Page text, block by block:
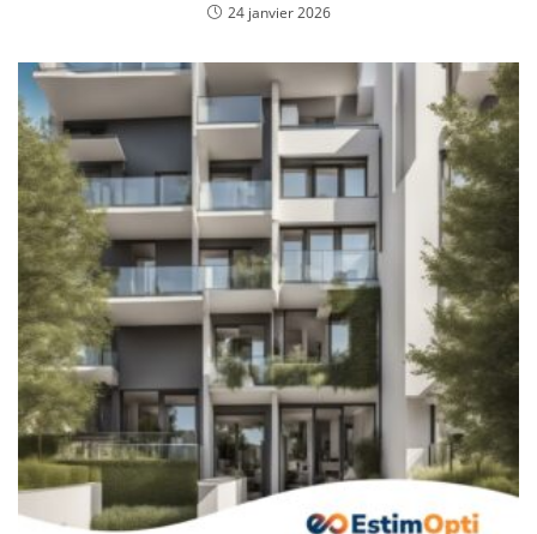
24 janvier 2026